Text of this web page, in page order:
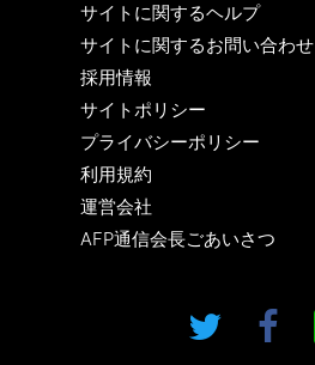
サイトに関するヘルプ
サイトに関するお問い合わせ
採用情報
サイトポリシー
プライバシーポリシー
利用規約
運営会社
AFP通信会長ごあいさつ